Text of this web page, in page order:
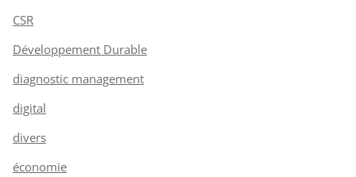
CSR
Développement Durable
diagnostic management
digital
divers
économie